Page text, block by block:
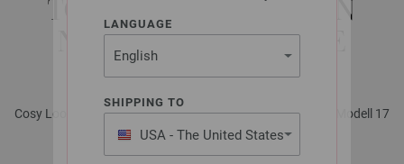
LANGUAGE
SHIPPING TO
USA - The United States
of America
TOP DOWN CARDIGAN
NATURAL LAMA FINE
Cosy Looks No. 2 - Magasin (DE) + Strikkeopskrifter (SE) | Modell 17